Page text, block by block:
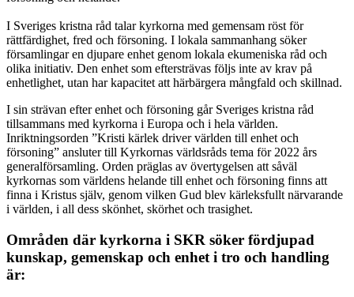
I Sveriges kristna råd talar kyrkorna med gemensam röst för
rättfärdighet, fred och försoning. I lokala sammanhang söker
församlingar en djupare enhet genom lokala ekumeniska råd och
olika initiativ. Den enhet som eftersträvas följs inte av krav på
enhetlighet, utan har kapacitet att härbärgera mångfald och skillnad.
I sin strävan efter enhet och försoning går Sveriges kristna råd
tillsammans med kyrkorna i Europa och i hela världen.
Inriktningsorden ”Kristi kärlek driver världen till enhet och
försoning” ansluter till Kyrkornas världsråds tema för 2022 års
generalförsamling. Orden präglas av övertygelsen att såväl
kyrkornas som världens helande till enhet och försoning finns att
finna i Kristus själv, genom vilken Gud blev kärleksfullt närvarande
i världen, i all dess skönhet, skörhet och trasighet.
Områden där kyrkorna i SKR söker fördjupad
kunskap, gemenskap och enhet i tro och handling
är: